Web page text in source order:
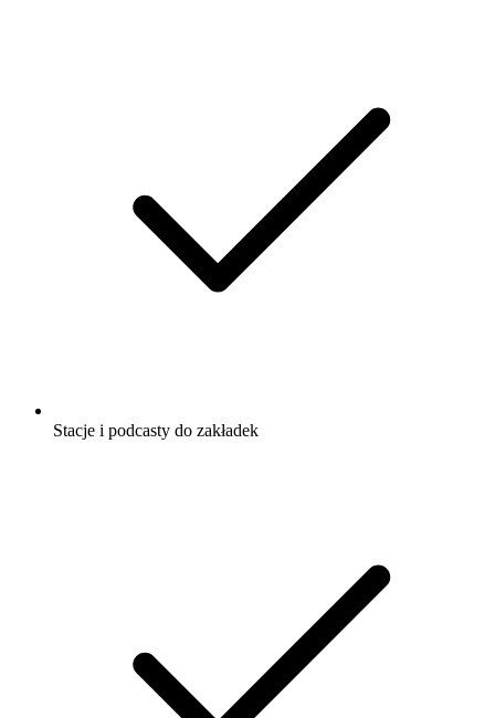
Stacje i podcasty do zakładek